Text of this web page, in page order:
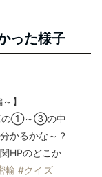
った様子
】
の①～③の中
かるかな～？
HPのどこか
輸 #クイズ